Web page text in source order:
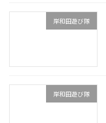
岸和田遊び隊
岸和田遊び隊